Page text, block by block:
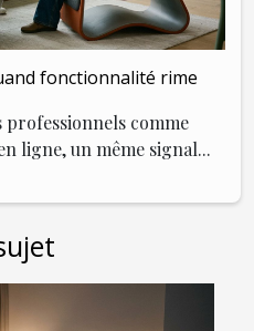
fonctionnalité rime
professionnels comme
ligne, un même signal...